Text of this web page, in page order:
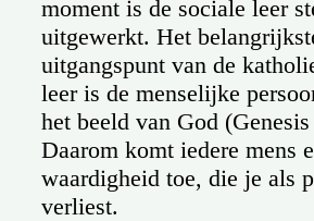
moment is de sociale leer
uitgewerkt. Het
uitgangspunt van de
leer is de menselijke
het beeld van God
Daarom komt iedere mens
waardigheid toe, die je als
verliest.